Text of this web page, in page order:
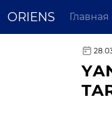
ORIENS